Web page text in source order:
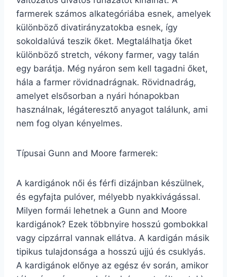
farmerek számos alkategóriába esnek, amelyek
különböző divatirányzatokba esnek, így
sokoldalúvá teszik őket. Megtalálhatja őket
különböző stretch, vékony farmer, vagy talán
egy barátja. Még nyáron sem kell tagadni őket,
hála a farmer rövidnadrágnak. Rövidnadrág,
amelyet elsősorban a nyári hónapokban
használnak, légáteresztő anyagot találunk, ami
nem fog olyan kényelmes.
Típusai Gunn and Moore farmerek:
A kardigánok női és férfi dizájnban készülnek,
és egyfajta pulóver, mélyebb nyakkivágással.
Milyen formái lehetnek a Gunn and Moore
kardigánok? Ezek többnyire hosszú gombokkal
vagy cipzárral vannak ellátva. A kardigán másik
tipikus tulajdonsága a hosszú ujjú és csuklyás.
A kardigánok előnye az egész év során, amikor